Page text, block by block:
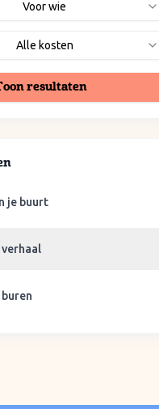
Voor wie
Alle kosten
resultaten
je buurt